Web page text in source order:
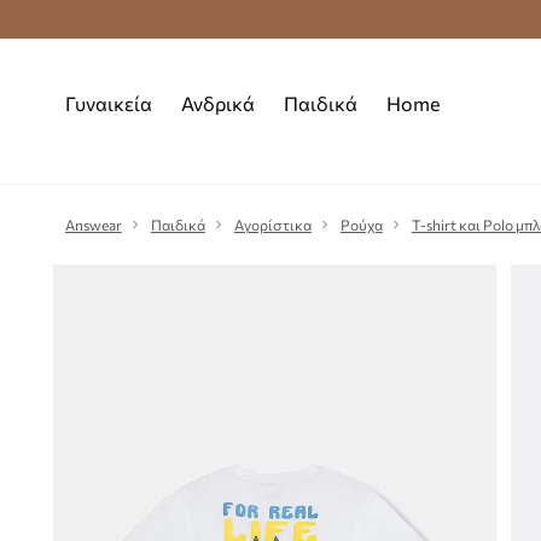
Δωρεάν
Γυναικεία Ανδρικά Παιδικά Home
Answear Παιδικά Αγορίστικα Ρούχα T-shirt και Polo